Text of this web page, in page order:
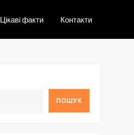
Цікаві факти Контакти
ПОШУК